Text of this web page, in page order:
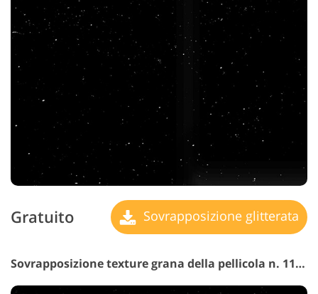
Gratuito Sovrapposizione glitterata
Sovrapposizione texture grana della pellicola n. 11 "Old Masters"